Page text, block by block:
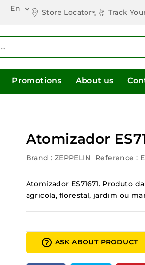
En  Store Locator Track
Promotions About us
Atomizador
Brand : ZEPPELIN Reference :
Atomizador ES71671. Produto
agricola, florestal, jardim ou
help_outline ASK ABOUT PRODUCT